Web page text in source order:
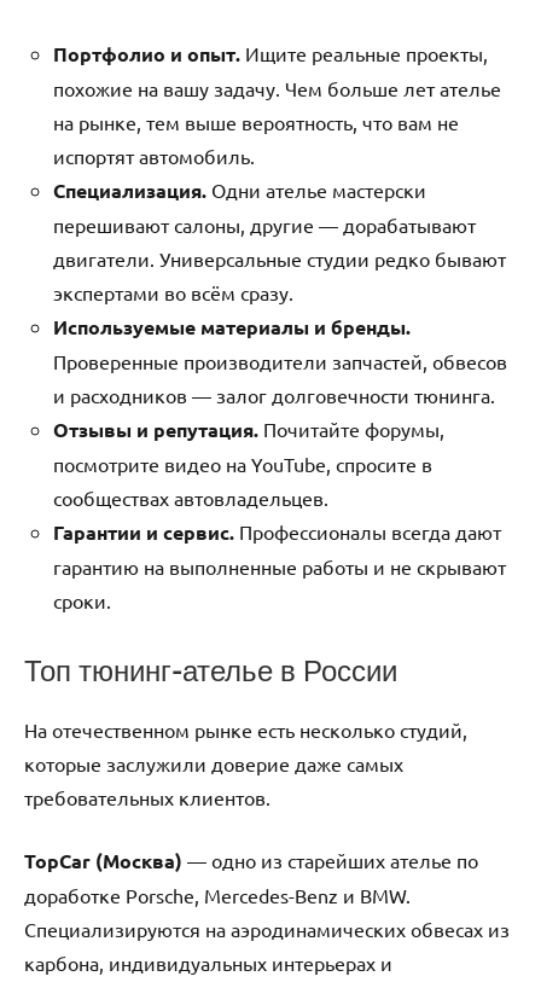
Портфолио и опыт. Ищите реальные проекты,
похожие на вашу задачу. Чем больше лет ателье
на рынке, тем выше вероятность, что вам не
испортят автомобиль.
Специализация. Одни ателье мастерски
перешивают салоны, другие — дорабатывают
двигатели. Универсальные студии редко бывают
экспертами во всём сразу.
Используемые материалы и бренды.
Проверенные производители запчастей, обвесов
и расходников — залог долговечности тюнинга.
Отзывы и репутация. Почитайте форумы,
посмотрите видео на YouTube, спросите в
сообществах автовладельцев.
Гарантии и сервис. Профессионалы всегда дают
гарантию на выполненные работы и не скрывают
сроки.
Топ тюнинг-ателье в России
На отечественном рынке есть несколько студий,
которые заслужили доверие даже самых
требовательных клиентов.
TopCar (Москва) — одно из старейших ателье по
доработке Porsche, Mercedes-Benz и BMW.
Специализируются на аэродинамических обвесах из
карбона, индивидуальных интерьерах и